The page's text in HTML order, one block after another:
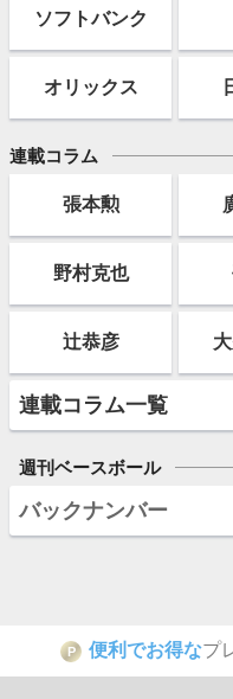
ソフトバンク
オリックス
連載コラム
張本勲
野村克也
辻恭彦
連載コラム一覧
週刊ベースボール
バックナンバー
P 便利でお得なプ